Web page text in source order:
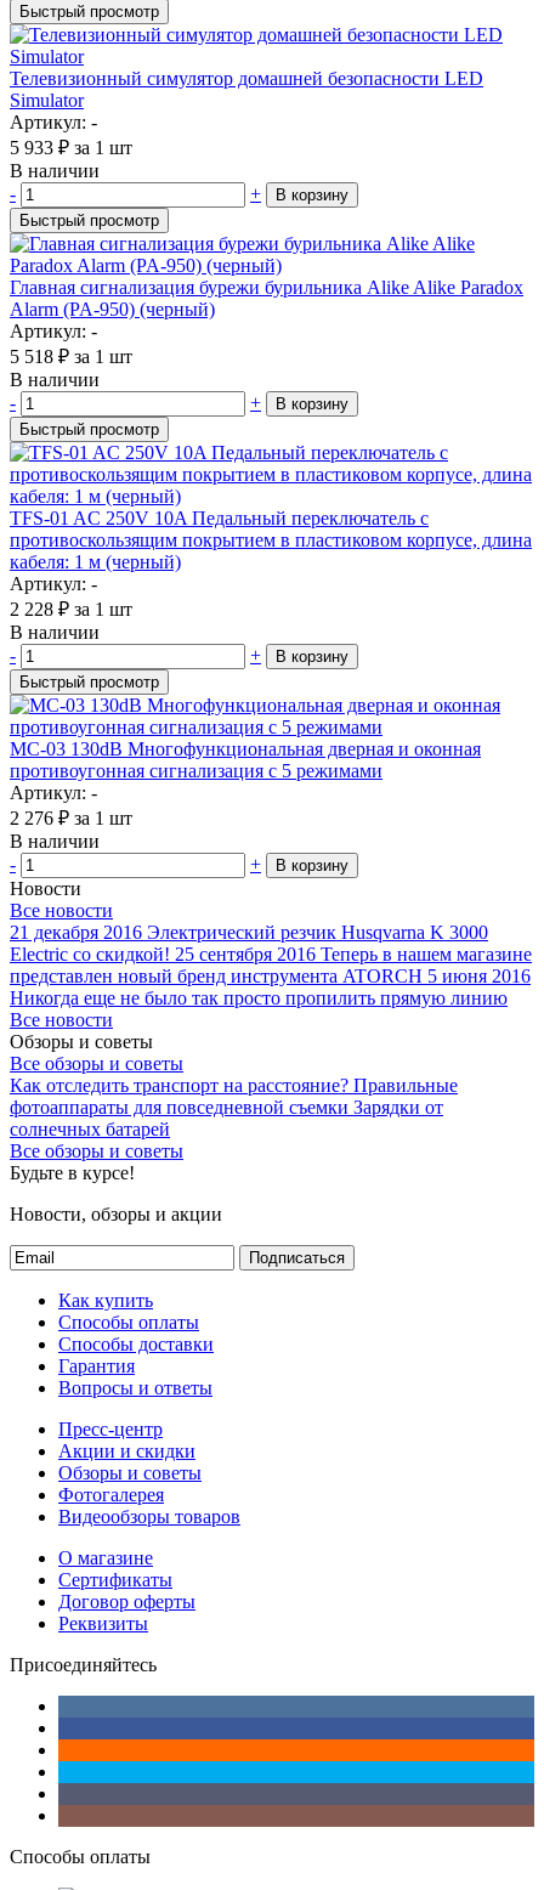
Быстрый просмотр
Телевизионный симулятор домашней безопасности LED
Simulator
Артикул: -
5 933 ₽ за 1 шт
В наличии
-
+
В корзину
Быстрый просмотр
Главная сигнализация бурежи бурильника Alike Alike Paradox
Alarm (PA-950) (черный)
Артикул: -
5 518 ₽ за 1 шт
В наличии
-
+
В корзину
Быстрый просмотр
TFS-01 AC 250V 10A Педальный переключатель с
противоскользящим покрытием в пластиковом корпусе, длина
кабеля: 1 м (черный)
Артикул: -
2 228 ₽ за 1 шт
В наличии
-
+
В корзину
Быстрый просмотр
MC-03 130dB Многофункциональная дверная и оконная
противоугонная сигнализация с 5 режимами
Артикул: -
2 276 ₽ за 1 шт
В наличии
-
+ В корзину
Новости
Все новости
21 декабря 2016 Электрический резчик Husqvarna K 3000
Electric со скидкой! 25 сентября 2016 Теперь в нашем магазине
представлен новый бренд инструмента ATORCH 5 июня 2016
Никогда еще не было так просто пропилить прямую линию
Все новости
Обзоры и советы
Все обзоры и советы
Как отследить транспорт на расстояние? Правильные
фотоаппараты для повседневной съемки Зарядки от
солнечных батарей
Все обзоры и советы
Будьте в курсе!
Новости, обзоры и акции
Подписаться
Как купить
Способы оплаты
Способы доставки
Гарантия
Вопросы и ответы
Пресс-центр
Акции и скидки
Обзоры и советы
Фотогалерея
Видеообзоры товаров
О магазине
Сертификаты
Договор оферты
Реквизиты
Присоединяйтесь
Способы оплаты